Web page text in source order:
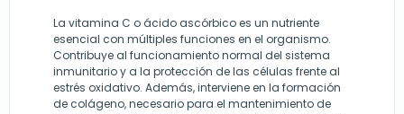
La vitamina C o ácido ascórbico es un nutriente
esencial con múltiples funciones en el organismo.
Contribuye al funcionamiento normal del sistema
inmunitario y a la protección de las células frente al
estrés oxidativo. Además, interviene en la formación
de colágeno, necesario para el mantenimiento de